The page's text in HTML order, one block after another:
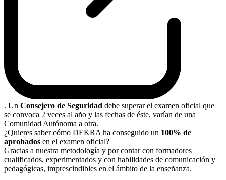
. Un Consejero de Seguridad debe superar el examen oficial que
se convoca 2 veces al año y las fechas de éste, varían de una
Comunidad Autónoma a otra.
¿Quieres saber cómo DEKRA ha conseguido un 100% de
aprobados en el examen oficial?
Gracias a nuestra metodología y por contar con formadores
cualificados, experimentados y con habilidades de comunicación y
pedagógicas, imprescindibles en el ámbito de la enseñanza.